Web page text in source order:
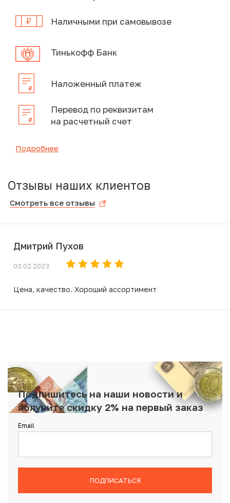
Наличными при самовывозе
Тинькофф Банк
Наложенный платеж
Перевод по реквизитам
на расчетный счет
Подробнее
Отзывы наших клиентов
Смотреть все отзывы
Дмитрий Пухов
03.02.2023
Цена, качество. Хороший ассортимент
Подпишитесь на наши новости и
получите скидку 2% на первый заказ
Email
ПОДПИСАТЬСЯ